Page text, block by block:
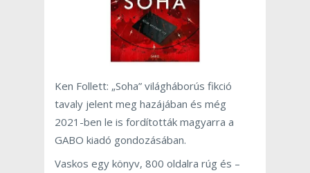
Ken Follett: „Soha” világháborús fikció
tavaly jelent meg hazájában és még
2021-ben le is fordították magyarra a
GABO kiadó gondozásában.
Vaskos egy könyv, 800 oldalra rúg és –